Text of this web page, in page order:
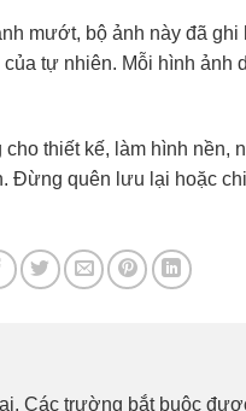
mướt, bộ ảnh này đã
tự nhiên. Mỗi hình ảnh
thiết kế, làm hình nền,
Đừng quên lưu lại hoặc
Các trường bắt buộc